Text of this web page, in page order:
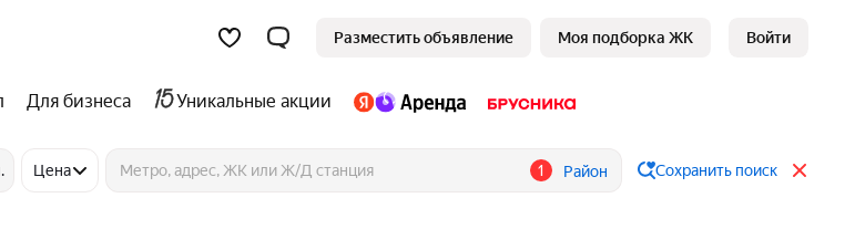
Разместить объявление Моя подборка ЖК Войти
Для бизнеса Уникальные акции
Цена 1 Район Сохранить поиск